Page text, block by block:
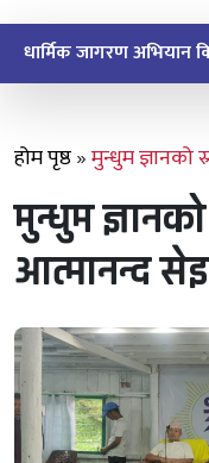
धार्मिक जागरण अभियान
होम पृष्ठ»मुन्धुम ज्ञानको
मुन्धुम
आत्मानन्द